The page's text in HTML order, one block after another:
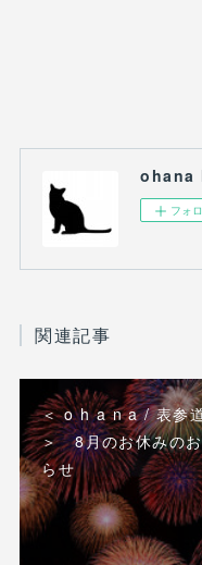
ohana
フォ
関連記事
＜ o h a n a / 表参
＞ 8月のお休みの
らせ